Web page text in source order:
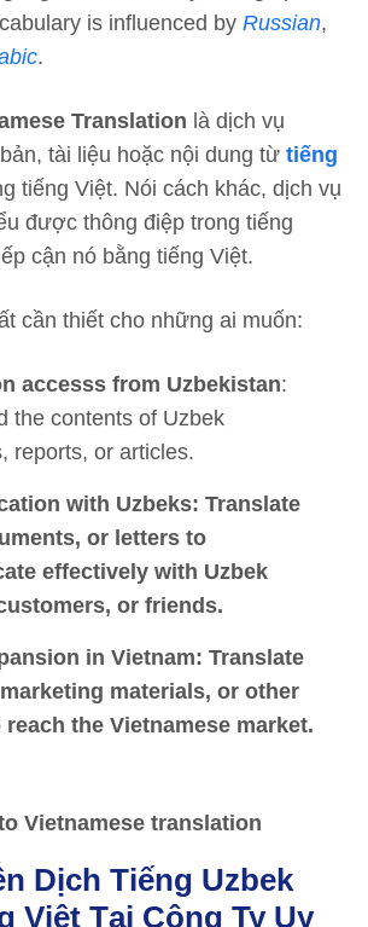
is influenced by Russian,
.
Translation là dịch vụ
tài liệu hoặc nội dung từ tiếng
tiếng Việt. Nói cách khác, dịch vụ
được thông điệp trong tiếng
cận nó bằng tiếng Việt.
cần thiết cho những ai muốn:
accesss from Uzbekistan:
the contents of Uzbek
reports, or articles.
with Uzbeks: Translate
or letters to
effectively with Uzbek
or friends.
in Vietnam: Translate
materials, or other
the Vietnamese market.
Vietnamese translation
Dịch Tiếng Uzbek
Việt Tại Công Ty Uy